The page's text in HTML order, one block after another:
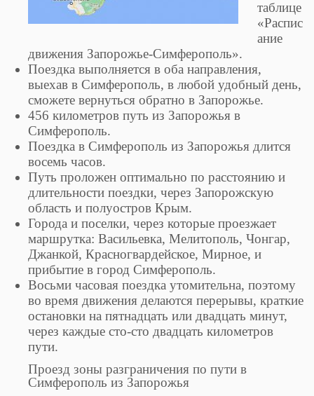
таблице
«Распис
ание
движения Запорожье-Симферополь».
Поездка выполняется в оба направления,
выехав в Симферополь, в любой удобный день,
сможете вернуться обратно в Запорожье.
456 километров путь из Запорожья в
Симферополь.
Поездка в Симферополь из Запорожья длится
восемь часов.
Путь проложен оптимально по расстоянию и
длительности поездки, через Запорожскую
область и полуостров Крым.
Города и поселки, через которые проезжает
маршрутка: Васильевка, Мелитополь, Чонгар,
Джанкой, Красногвардейское, Мирное, и
прибытие в город Симферополь.
Восьми часовая поездка утомительна, поэтому
во время движения делаются перерывы, краткие
остановки на пятнадцать или двадцать минут,
через каждые сто-сто двадцать километров
пути.
Проезд зоны разграничения по пути в
Симферополь из Запорожья